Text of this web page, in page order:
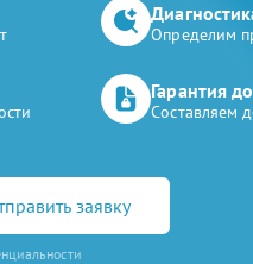
Определим
Гарантия
Составляем
заявку